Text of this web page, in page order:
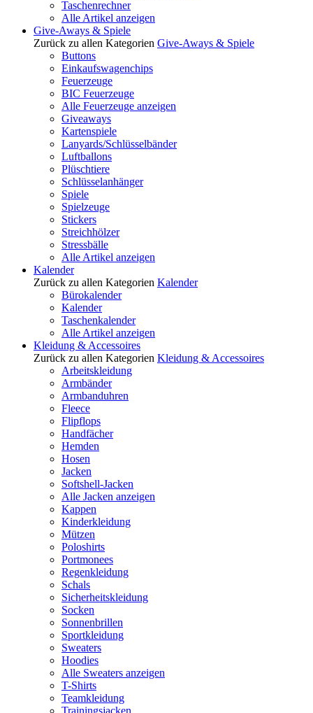
Taschenrechner
Alle Artikel anzeigen
Give-Aways & Spiele
Zurück zu allen Kategorien Give-Aways & Spiele
Buttons
Einkaufswagenchips
Feuerzeuge
BIC Feuerzeuge
Alle Feuerzeuge anzeigen
Giveaways
Kartenspiele
Lanyards/Schlüsselbänder
Luftballons
Plüschtiere
Schlüsselanhänger
Spiele
Spielzeuge
Stickers
Streichhölzer
Stressbälle
Alle Artikel anzeigen
Kalender
Zurück zu allen Kategorien Kalender
Bürokalender
Kalender
Taschenkalender
Alle Artikel anzeigen
Kleidung & Accessoires
Zurück zu allen Kategorien Kleidung & Accessoires
Arbeitskleidung
Armbänder
Armbanduhren
Fleece
Flipflops
Handfächer
Hemden
Hosen
Jacken
Softshell-Jacken
Alle Jacken anzeigen
Kappen
Kinderkleidung
Mützen
Poloshirts
Portmonees
Regenkleidung
Schals
Sicherheitskleidung
Socken
Sonnenbrillen
Sportkleidung
Sweaters
Hoodies
Alle Sweaters anzeigen
T-Shirts
Teamkleidung
Trainingsjacken